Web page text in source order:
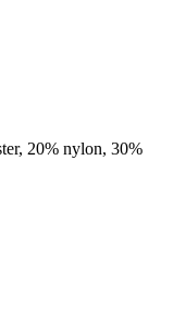
20% nylon, 30%